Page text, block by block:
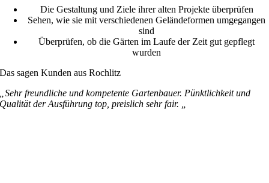
Die Gestaltung und Ziele ihrer alten Projekte überprüfen
Sehen, wie sie mit verschiedenen Geländeformen umgegangen
sind
Überprüfen, ob die Gärten im Laufe der Zeit gut gepflegt
wurden
Das sagen Kunden aus Rochlitz
„Sehr freundliche und kompetente Gartenbauer. Pünktlichkeit und
Qualität der Ausführung top, preislich sehr fair. „